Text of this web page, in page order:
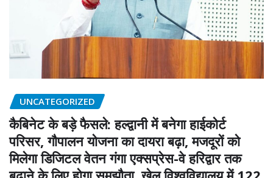
UNCATEGORIZED
कैबिनेट के बड़े फैसले: हल्द्वानी में बनेगा हाईकोर्ट
परिसर, गौपालन योजना का दायरा बढ़ा, मजदूरों को
मिलेगा डिजिटल वेतन गंगा एक्सप्रेस-वे हरिद्वार तक